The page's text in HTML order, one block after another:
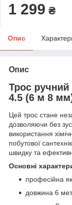
1 299 ₴
Опис
Опис
Трос ручний
4.5 (6 м 8
Цей трос стане
дозволяючи без
використання
побутової
швидку та
Основні
професійна
довжина 6